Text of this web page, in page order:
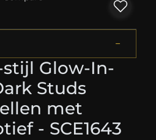
stijl Glow-In-
Studs
met
- SCE1643